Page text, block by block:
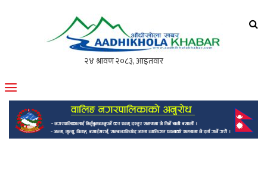
मोफसलकै लोकप्रिय अनलाइन पत्रिका